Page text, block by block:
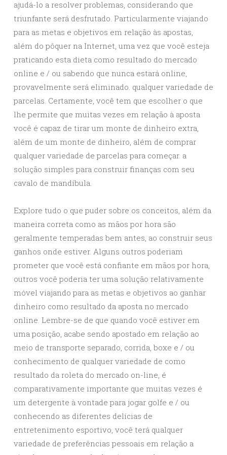
ajudá-lo a resolver problemas, considerando que
triunfante será desfrutado. Particularmente viajando
para as metas e objetivos em relação às apostas,
além do pôquer na Internet, uma vez que você esteja
praticando esta dieta como resultado do mercado
online e / ou sabendo que nunca estará online,
provavelmente será eliminado. qualquer variedade de
parcelas. Certamente, você tem que escolher o que
lhe permite que muitas vezes em relação à aposta
você é capaz de tirar um monte de dinheiro extra,
além de um monte de dinheiro, além de comprar
qualquer variedade de parcelas para começar. a
solução simples para construir finanças com seu
cavalo de mandíbula.
Explore tudo o que puder sobre os conceitos, além da
maneira correta como as mãos por hora são
geralmente temperadas bem antes, ao construir seus
ganhos onde estiver. Alguns outros poderiam
prometer que você está confiante em mãos por hora,
outros você poderia ter uma solução relativamente
móvel viajando para as metas e objetivos ao ganhar
dinheiro como resultado da aposta no mercado
online. Lembre-se de que quando você estiver em
uma posição, acabe sendo apostado em relação ao
meio de transporte separado, corrida, boxe e / ou
conhecimento de qualquer variedade de como
resultado da roleta do mercado on-line, é
comparativamente importante que muitas vezes é
um detergente à vontade para jogar golfe e / ou
conhecendo as diferentes delícias de
entretenimento esportivo, você terá qualquer
variedade de preferências pessoais em relação a